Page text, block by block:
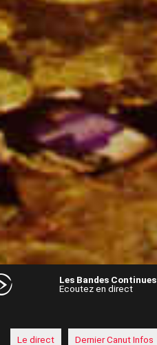
Les Bandes Continues
Ecoutez en direct
Le direct Dernier Canut Infos